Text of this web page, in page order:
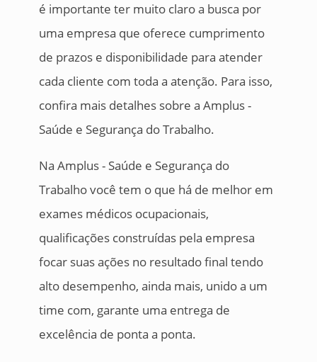
é importante ter muito claro a busca por
uma empresa que oferece cumprimento
de prazos e disponibilidade para atender
cada cliente com toda a atenção. Para isso,
confira mais detalhes sobre a Amplus -
Saúde e Segurança do Trabalho.
Na Amplus - Saúde e Segurança do
Trabalho você tem o que há de melhor em
exames médicos ocupacionais,
qualificações construídas pela empresa
focar suas ações no resultado final tendo
alto desempenho, ainda mais, unido a um
time com, garante uma entrega de
excelência de ponta a ponta.